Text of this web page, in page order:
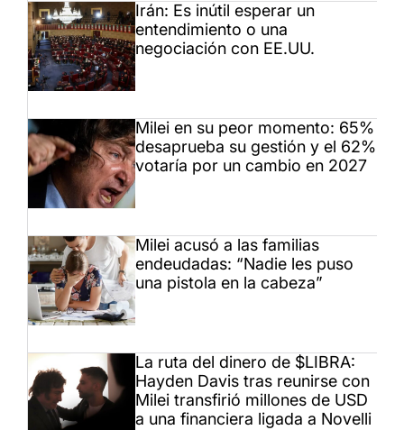
Irán: Es inútil esperar un
entendimiento o una
negociación con EE.UU.
Milei en su peor momento: 65%
desaprueba su gestión y el 62%
votaría por un cambio en 2027
Milei acusó a las familias
endeudadas: “Nadie les puso
una pistola en la cabeza”
La ruta del dinero de $LIBRA:
Hayden Davis tras reunirse con
Milei transfirió millones de USD
a una financiera ligada a Novelli